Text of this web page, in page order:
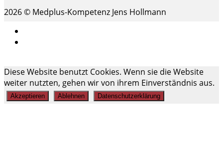
2026 © Medplus-Kompetenz Jens Hollmann
Scroll
Up
Diese Website benutzt Cookies. Wenn sie die Website
weiter nutzten, gehen wir von ihrem Einverständnis aus.
Akzeptieren Ablehnen Datenschutzerklärung